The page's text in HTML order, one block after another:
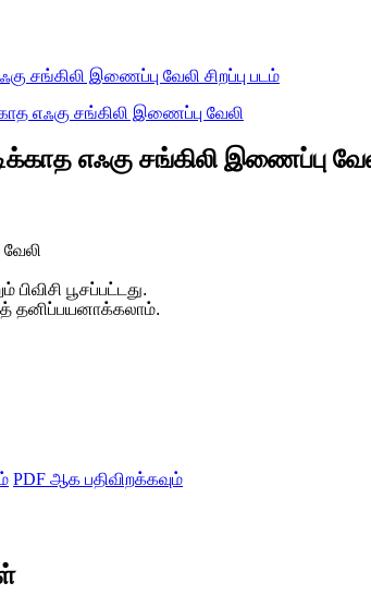
எஃகு சங்கிலி இணைப்பு
பூசப்பட்டது.
தனிப்பயனாக்கலாம்.
PDF ஆக பதிவிறக்கவும்